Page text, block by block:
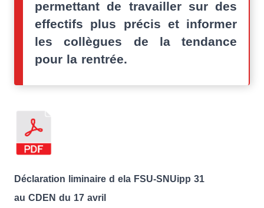
permettant de travailler sur des
effectifs plus précis et informer
les collègues de la tendance
pour la rentrée.
Déclaration liminaire d ela FSU-SNUipp 31
au CDEN du 17 avril